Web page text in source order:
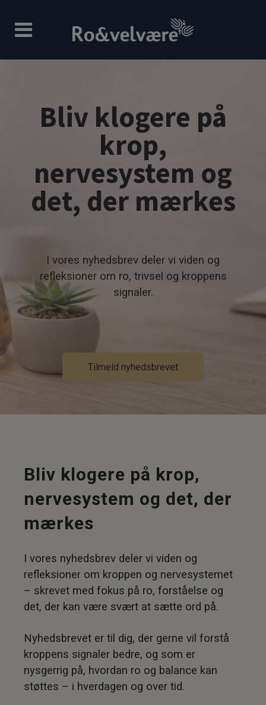
Bliv klogere på
krop,
nervesystem og
det, der mærkes
I vores nyhedsbrev deler vi viden og
refleksioner om ro, trivsel og kroppens
signaler.
Tilmeld nyhedsbrevet
Bliv klogere på krop,
nervesystem og det, der
mærkes
I vores nyhedsbrev deler vi viden og
refleksioner om kroppen og nervesystemet
– skrevet med fokus på ro, forståelse og
det, der kan være svært at sætte ord på.
Nyhedsbrevet er til dig, der gerne vil forstå
kroppens signaler bedre, og som er
nysgerrig på, hvordan ro og balance kan
støttes – i hverdagen og over tid.